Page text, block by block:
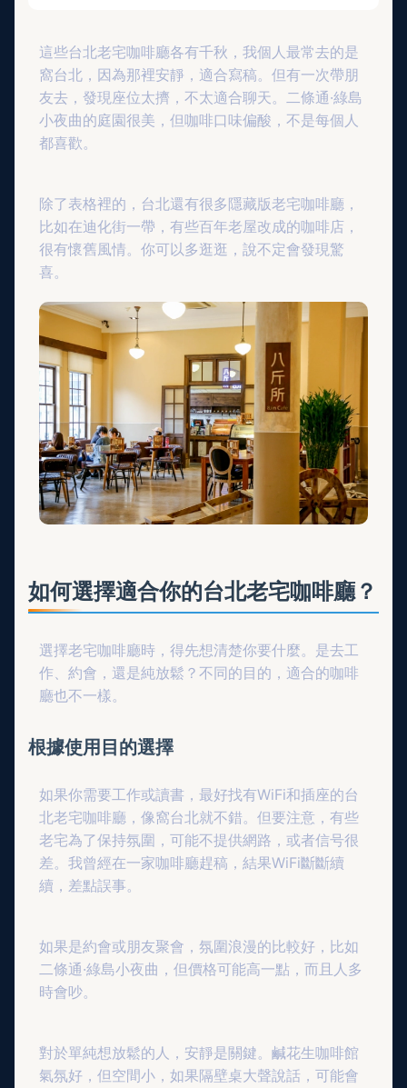
這些台北老宅咖啡廳各有千秋，我個人最常去的是
窩台北，因為那裡安靜，適合寫稿。但有一次帶朋
友去，發現座位太擠，不太適合聊天。二條通·綠島
小夜曲的庭園很美，但咖啡口味偏酸，不是每個人
都喜歡。
除了表格裡的，台北還有很多隱藏版老宅咖啡廳，
比如在迪化街一帶，有些百年老屋改成的咖啡店，
很有懷舊風情。你可以多逛逛，說不定會發現驚
喜。
如何選擇適合你的台北老宅咖啡廳？
選擇老宅咖啡廳時，得先想清楚你要什麼。是去工
作、約會，還是純放鬆？不同的目的，適合的咖啡
廳也不一樣。
根據使用目的選擇
如果你需要工作或讀書，最好找有WiFi和插座的台
北老宅咖啡廳，像窩台北就不錯。但要注意，有些
老宅為了保持氛圍，可能不提供網路，或者信号很
差。我曾經在一家咖啡廳趕稿，結果WiFi斷斷續
續，差點誤事。
如果是約會或朋友聚會，氛圍浪漫的比較好，比如
二條通·綠島小夜曲，但價格可能高一點，而且人多
時會吵。
對於單純想放鬆的人，安靜是關鍵。鹹花生咖啡館
氣氛好，但空間小，如果隔壁桌大聲說話，可能會